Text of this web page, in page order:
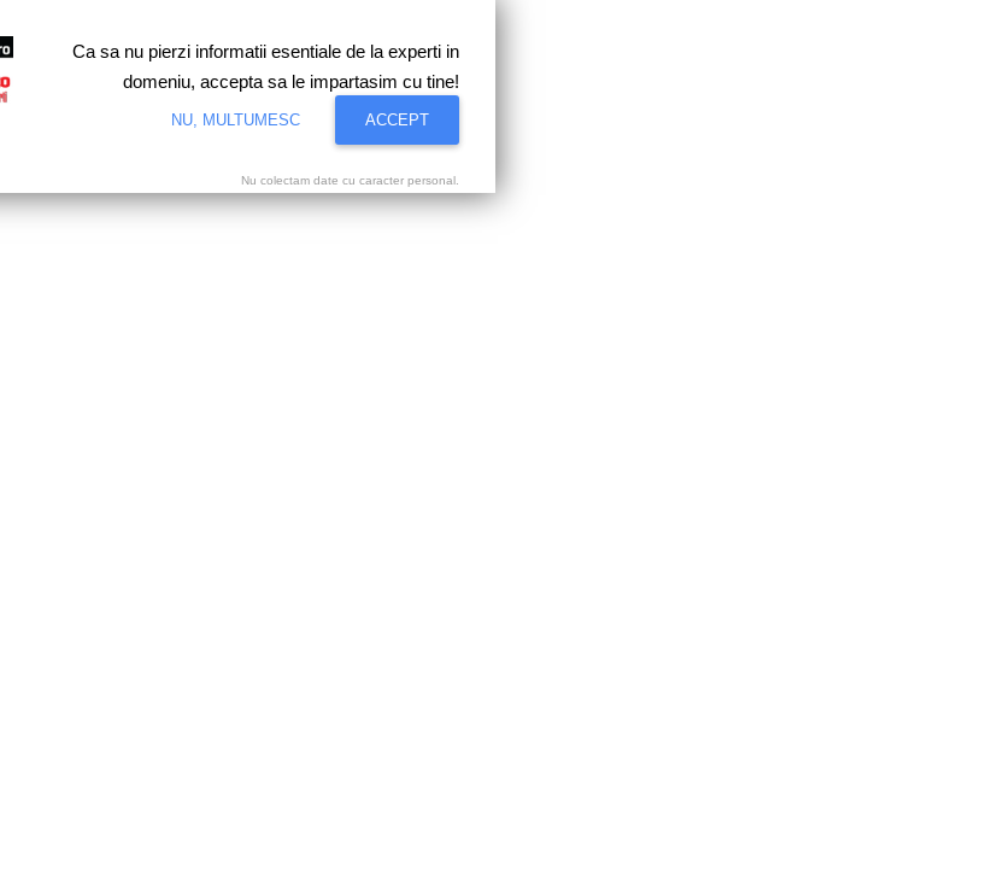
Ca sa nu pierzi informatii esentiale de la experti in
domeniu, accepta sa le impartasim cu tine!
NU, MULTUMESC ACCEPT
Nu colectam date cu caracter personal.